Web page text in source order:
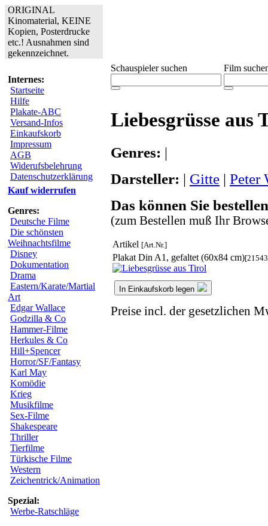
ORIGINAL
Kinomaterial, KEINE
Kopien, Posterdrucke
etc.! Ausnahmen sind
gekennzeichnet.
Internes:
Startseite
Hilfe
Plakate-ABC
Versand-Infos
Einkaufskorb
Impressum
AGB
Widerufsbelehrung
Datenschutzerklärung
Kauf widerrufen
Genres:
Deutsche Filme
Die schönsten
Weihnachtsfilme
Disney
Dokumentation
Drama
Eastern/Karate/Martial
Art
Edgar Wallace
Godzilla & Co
Hammer-Filme
Herkules & Co
Hill+Spencer
Horror/SF/Fantasy
Karl May
Komödie
Krieg
Musikfilme
Sex-Filme
Shakespeare
Thriller
Tierfilme
Türkische Filme
Western
Zeichentrick/Animation
Spezial:
Werbe-Ratschläge
Schauspieler suchen Film
Liebesgrüsse aus
Genres: |
Darsteller: | Gitte | Peter
Das können Sie
(zum Bestellen muß Ihr
Artikel [Art.Nr.]
Plakat Din A1, gefaltet (60x84 cm)
In Einkaufskorb legen
Preise incl. der gesetzlichen